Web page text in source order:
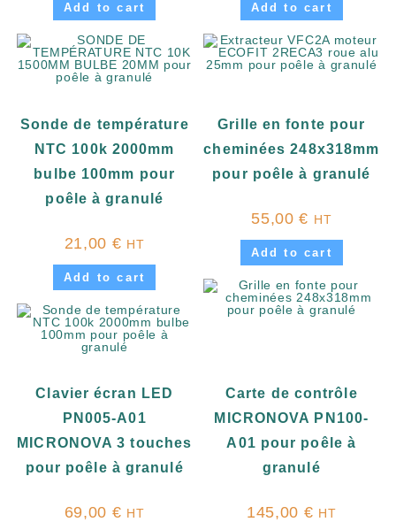
Add to cart Add to cart
Sonde de température
NTC 100k 2000mm
bulbe 100mm pour
poêle à granulé
21,00 € HT
Add to cart
Grille en fonte pour
cheminées 248x318mm
pour poêle à granulé
55,00€ HT
Add to cart
Clavier écran LED
PN005-A01
MICRONOVA 3 touches
pour poêle à granulé
69,00 € HT
Carte de contrôle
MICRONOVA PN100-
A01 pour poêle à
granulé
145,00 € HT